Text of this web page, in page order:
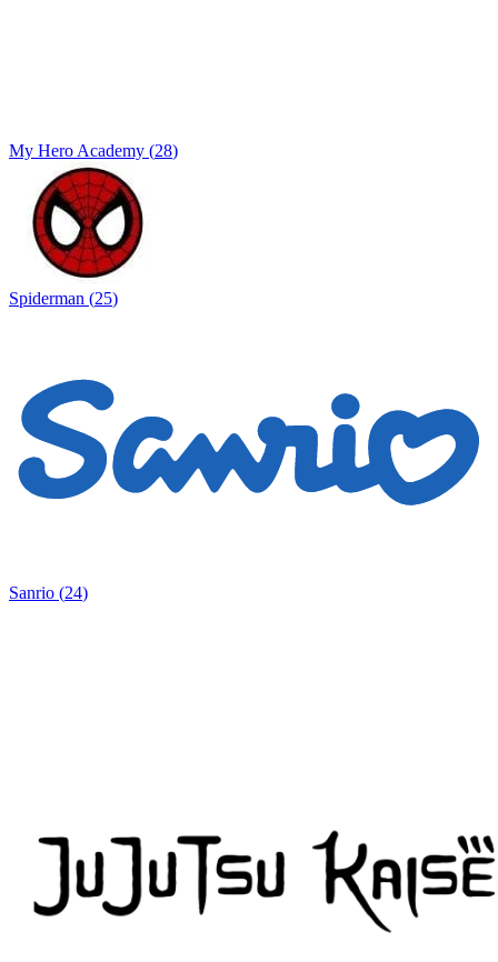
My Hero Academy (28)
Spiderman (25)
Sanrio (24)